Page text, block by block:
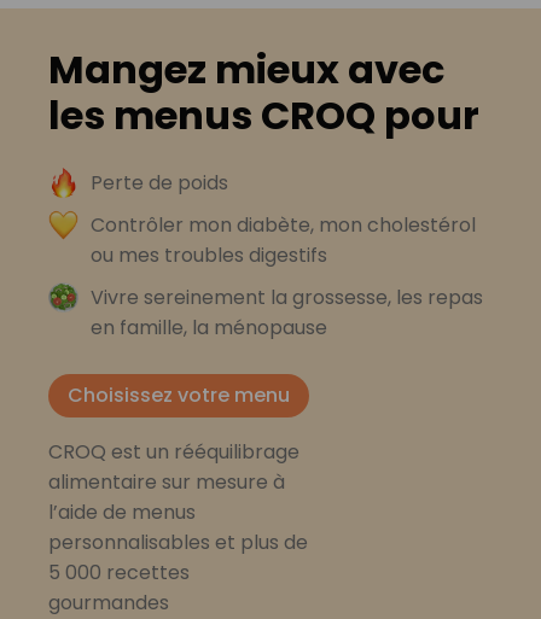
Mangez mieux avec
les menus CROQ pour
Perte de poids
Contrôler mon diabète, mon cholestérol
ou mes troubles digestifs
Vivre sereinement la grossesse, les repas
en famille, la ménopause
Choisissez votre menu
CROQ est un rééquilibrage
alimentaire sur mesure à
l’aide de menus
personnalisables et plus de
5 000 recettes
gourmandes